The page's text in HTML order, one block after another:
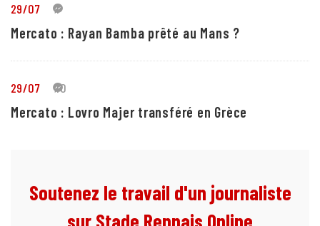
29/07 1
Mercato : Rayan Bamba prêté au Mans ?
29/07 10
Mercato : Lovro Majer transféré en Grèce
Soutenez le travail d'un journaliste